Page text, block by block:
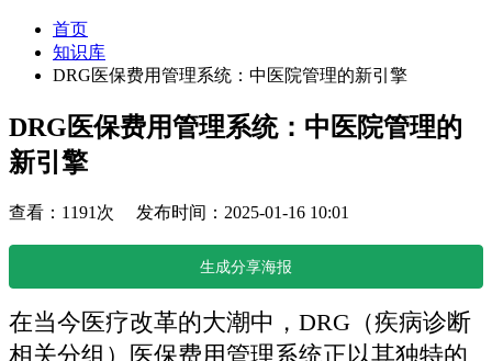
首页
知识库
DRG医保费用管理系统：中医院管理的新引擎
DRG医保费用管理系统：中医院管理的
新引擎
查看：1191次 发布时间：2025-01-16 10:01
生成分享海报
在当今医疗改革的大潮中，DRG（疾病诊断
相关分组）医保费用管理系统正以其独特的